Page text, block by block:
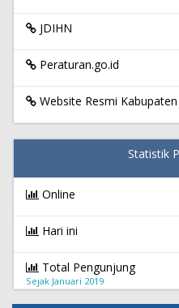
JDIHN
Peraturan.go.id
Website Resmi
Statistik
Online
Hari ini
Total Pengunjung
Sejak Januari 2019